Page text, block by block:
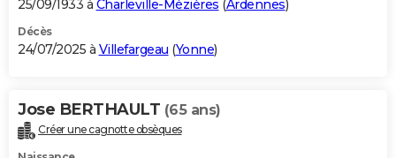
25/09/1933 à Charleville-Mézières (Ardennes)
Décès
24/07/2025 à Villefargeau (Yonne)
Jose BERTHAULT (65 ans)
Créer une cagnotte obsèques